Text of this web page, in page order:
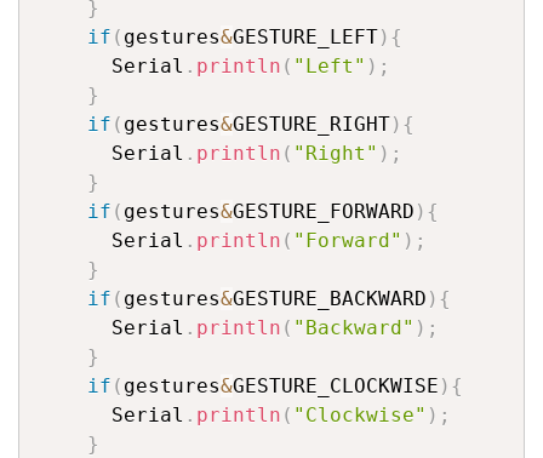
}
if ( gestures&GESTURE_LEFT) {
      Serial
. println ( "Left" ) ;
}
if ( gestures&GESTURE_RIGHT) {
      Serial
. println ( "Right" ) ;
}
if ( gestures&GESTURE_FORWARD ) {
      Serial
. println ( "Forward" ) ;
}
if ( gestures&GESTURE_BACKWARD ) {
      Serial
. println ( "Backward" ) ;
}
if ( gestures&GESTURE_CLOCKWISE ) {
      Serial
. println ( "Clockwise" ) ;
}